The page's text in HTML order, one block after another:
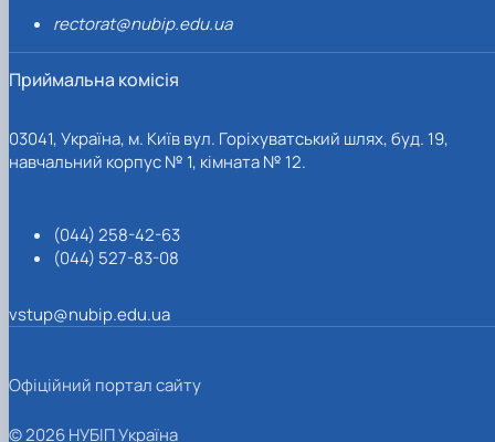
rectorat@nubip.edu.ua
Приймальна комісія
03041, Україна, м. Київ вул. Горіхуватський шлях, буд. 19,
навчальний корпус № 1, кімната № 12.
(044) 258-42-63
(044) 527-83-08
vstup@nubip.edu.ua
Офіційний портал сайту
© 2026 НУБІП Україна